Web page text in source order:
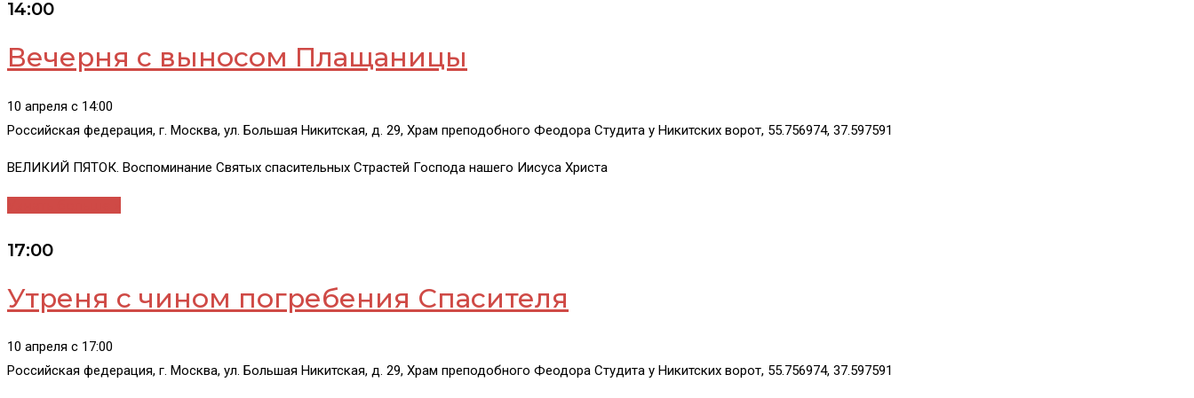
14:00
Вечерня с выносом Плащаницы
10 апреля c 14:00
Российская федерация, г. Москва, ул. Большая Никитская, д. 29, Храм преподобного Феодора Студита у Никитских ворот, 55.756974, 37.597591
ВЕЛИКИЙ ПЯТОК. Воспоминание Святых спасительных Страстей Господа нашего Иисуса Христа
17:00
Утреня с чином погребения Спасителя
10 апреля c 17:00
Российская федерация, г. Москва, ул. Большая Никитская, д. 29, Храм преподобного Феодора Студита у Никитских ворот, 55.756974, 37.597591